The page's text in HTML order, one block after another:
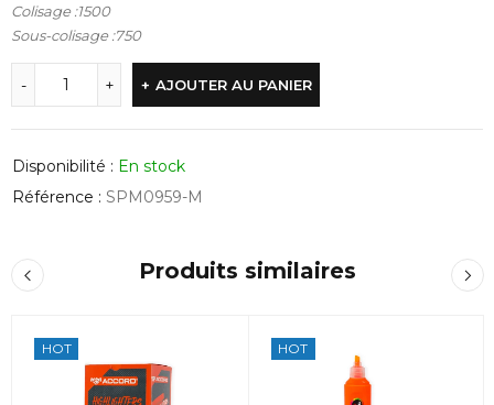
Colisage :1500
Sous-colisage :750
AJOUTER AU PANIER
Disponibilité : En stock
Référence : SPM0959-M
Produits similaires
HOT HOT